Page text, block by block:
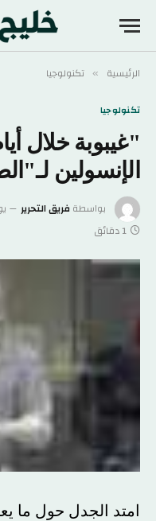
الرئيسية » تكنولوجيا
تكنولوجيا
"غيبوبة خلال
الإنسولين
بواسطةفريق التحرير
1 دقائق
امتد الجدل حول ما